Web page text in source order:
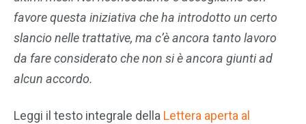
favore questa iniziativa che ha introdotto un certo
slancio nelle trattative, ma c’è ancora tanto lavoro
da fare considerato che non si è ancora giunti ad
alcun accordo.
Leggi il testo integrale della Lettera aperta al